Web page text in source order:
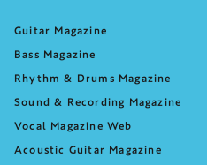
Guitar Magazine
Bass Magazine
Rhythm & Drums Magazine
Sound & Recording Magazine
Vocal Magazine Web
Acoustic Guitar Magazine